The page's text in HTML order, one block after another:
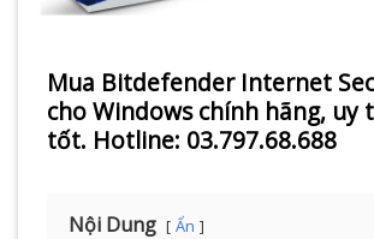
Mua Bitdefender Internet
cho Windows chính hãng, uy
tốt. Hotline: 03.797.68.688
Nội Dung Ẩn